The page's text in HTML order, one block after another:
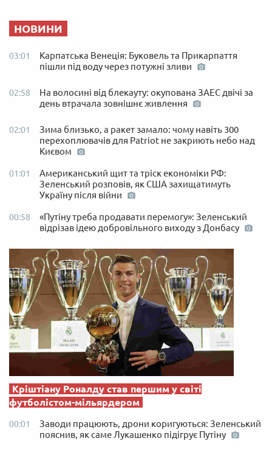
НОВИНИ
03:01
Карпатська Венеція: Буковель та Прикарпаття
пішли під воду через потужні зливи
02:58
На волосині від блекауту: окупована ЗАЕС двічі за
день втрачала зовнішнє живлення
02:01
Зима близько, а ракет замало: чому навіть 300
перехоплювачів для Patriot не закриють небо над
Києвом
01:01
Американський щит та тріск економіки РФ:
Зеленський розповів, як США захищатимуть
Україну після війни
00:58
«Путіну треба продавати перемогу»: Зеленський
відрізав ідею добровільного виходу з Донбасу
Кріштіану Роналду став першим у світі
футболістом-мільярдером
00:01
Заводи працюють, дрони коригуються: Зеленський
пояснив, як саме Лукашенко підігрує Путіну